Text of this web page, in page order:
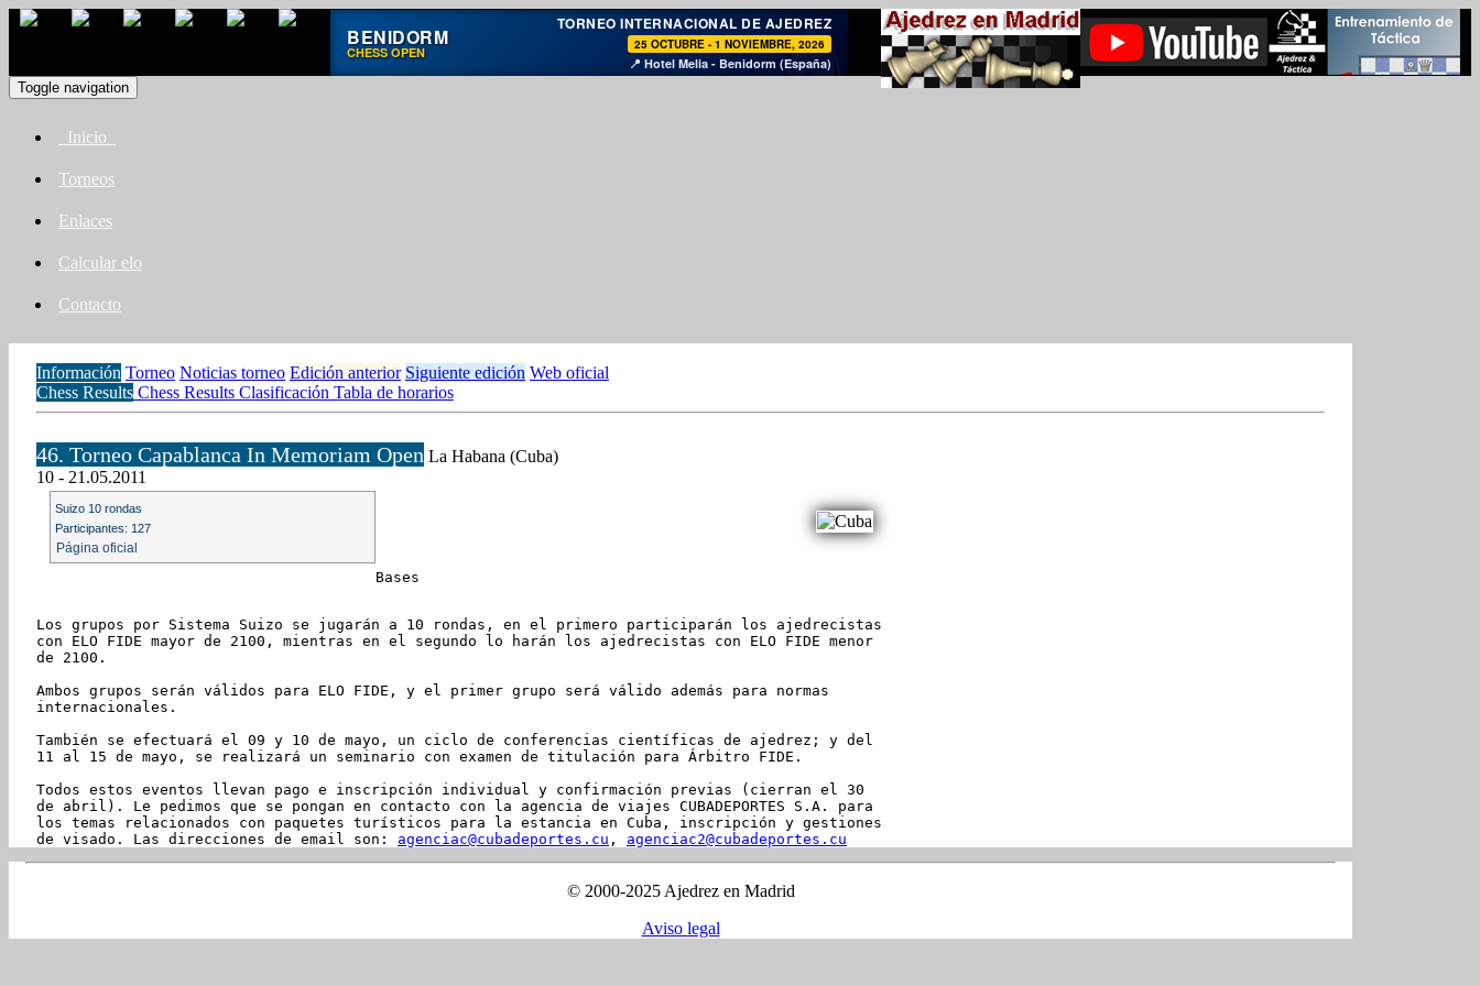
♞
BENIDORM
CHESS OPEN
TORNEO INTERNACIONAL DE AJEDREZ
25 OCTUBRE - 1 NOVIEMBRE, 2026
📍 Hotel Melia - Benidorm (España)
Toggle navigation
Inicio
Torneos
Enlaces
Calcular elo
Contacto
Información Torneo Noticias torneo Edición anterior Siguiente edición Web oficial
Chess Results Chess Results Clasificación Tabla de horarios
46. Torneo Capablanca In Memoriam Open La Habana (Cuba)
10 - 21.05.2011
Suizo 10 rondas
Participantes: 127
Página oficial
Bases
Los grupos por Sistema Suizo se jugarán a 10 rondas, en el primero participarán los ajedrecistas
con ELO FIDE mayor de 2100, mientras en el segundo lo harán los ajedrecistas con ELO FIDE menor
de 2100.
Ambos grupos serán válidos para ELO FIDE, y el primer grupo será válido además para normas
internacionales.
También se efectuará el 09 y 10 de mayo, un ciclo de conferencias científicas de ajedrez; y del
11 al 15 de mayo, se realizará un seminario con examen de titulación para Árbitro FIDE.
Todos estos eventos llevan pago e inscripción individual y confirmación previas (cierran el 30
de abril). Le pedimos que se pongan en contacto con la agencia de viajes CUBADEPORTES S.A. para
los temas relacionados con paquetes turísticos para la estancia en Cuba, inscripción y gestiones
de visado. Las direcciones de email son: agenciac@cubadeportes.cu , agenciac2@cubadeportes.cu
© 2000-2025 Ajedrez en Madrid
Aviso legal